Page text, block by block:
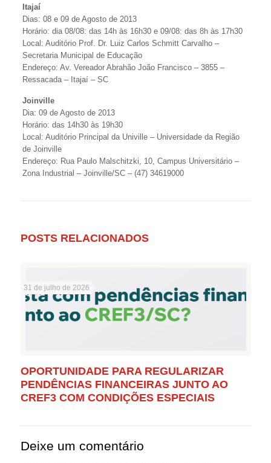
Itajaí
Dias: 08 e 09 de Agosto de 2013
Horário: dia 08/08: das 14h às 16h30 e 09/08: das 8h às 17h30
Local: Auditório Prof. Dr. Luiz Carlos Schmitt Carvalho –
Secretaria Municipal de Educação
Endereço: Av. Vereador Abrahão João Francisco – 3855 –
Ressacada – Itajaí – SC
Joinville
Dia: 09 de Agosto de 2013
Horário: das 14h30 às 19h30
Local: Auditório Principal da Univille – Universidade da Região
de Joinville
Endereço: Rua Paulo Malschitzki, 10, Campus Universitário –
Zona Industrial – Joinville/SC – (47) 34619000
POSTS RELACIONADOS
31 de julho de 2026
OPORTUNIDADE PARA REGULARIZAR
PENDÊNCIAS FINANCEIRAS JUNTO AO
CREF3 COM CONDIÇÕES ESPECIAIS
Deixe um comentário